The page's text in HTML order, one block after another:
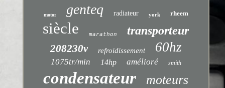
motor genteq radiateur york rheem
siècle marathon transporteur
208230v refroidissement 60hz
1075tr/min 14hp amélioré smith
condensateur moteurs